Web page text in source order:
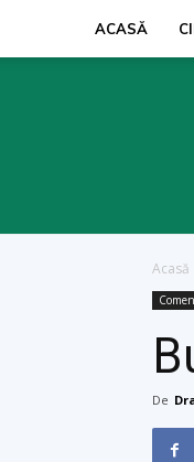
ACASĂ
Acasă
De